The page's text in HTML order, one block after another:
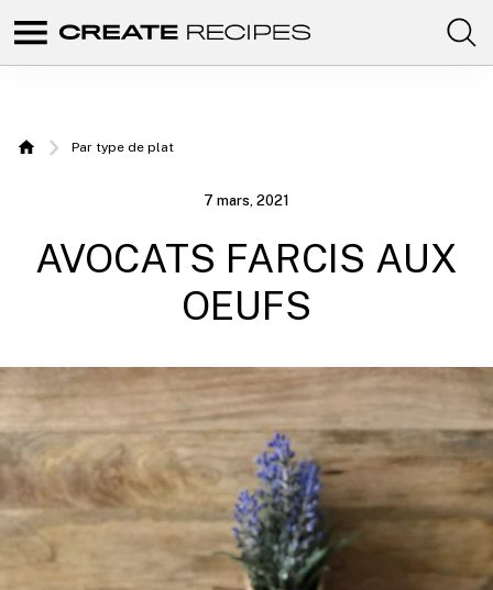
Create
Recettes
avec
Comunidad
con
tus
Home
Par type de plat
7 mars, 2021
AVOCATS FARCIS AUX
OEUFS